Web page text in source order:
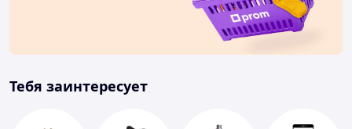
Тебя заинтересует